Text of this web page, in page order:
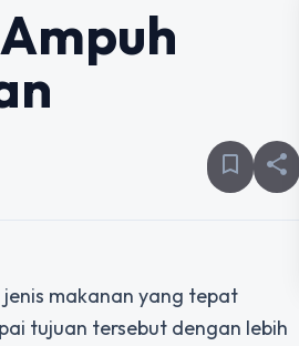
bookmark_border share
makanan yang tepat
tujuan tersebut dengan lebih